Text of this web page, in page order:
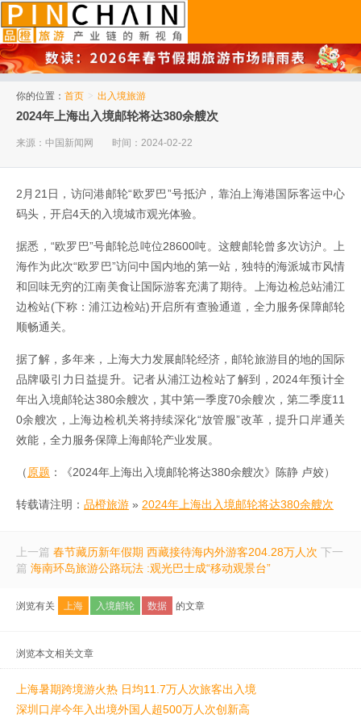
你的位置： 首页 > 出入境旅游
2024年上海出入境邮轮将达380余艘次
来源：中国新闻网 时间：2024-02-22
2月21日，访问港邮轮“欧罗巴”号抵沪，靠泊上海港国际客运中心
码头，开启4天的入境城市观光体验。
据悉，“欧罗巴”号邮轮总吨位28600吨。这艘邮轮曾多次访沪。上
海作为此次“欧罗巴”访问中国内地的第一站，独特的海派城市风情
和回味无穷的江南美食让国际游客充满了期待。上海边检总站浦江
边检站(下称：浦江边检站)开启所有查验通道，全力服务保障邮轮
顺畅通关。
据了解，多年来，上海大力发展邮轮经济，邮轮旅游目的地的国际
品牌吸引力日益提升。记者从浦江边检站了解到，2024年预计全
年出入境邮轮达380余艘次，其中第一季度70余艘次，第二季度11
0余艘次，上海边检机关将持续深化“放管服”改革，提升口岸通关
效能，全力服务保障上海邮轮产业发展。
（原题 ：《2024年上海出入境邮轮将达380余艘次》陈静 卢姣）
转载请注明： 品橙旅游 » 2024年上海出入境邮轮将达380余艘次
上一篇 春节藏历新年假期 西藏接待海内外游客204.28万人次 下一
篇 海南环岛旅游公路玩法 :观光巴士成“移动观景台”
浏览有关 上海 入境邮轮 数据 的文章
浏览本文相关文章
上海暑期跨境游火热 日均11.7万人次旅客出入境
深圳口岸今年入出境外国人超500万人次创新高